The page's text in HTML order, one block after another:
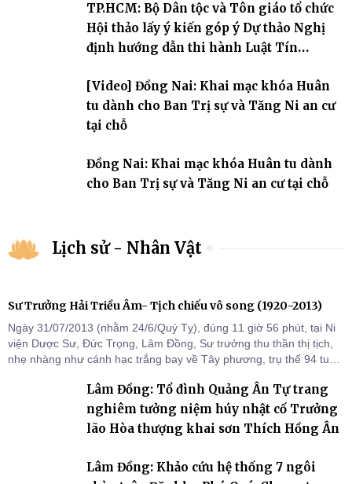
chỗ khu vực VII, VIII và trường hạ chùa Quốc Ân Khải Tường.
TP.HCM: Bộ Dân tộc và Tôn giáo tổ chức
Hội thảo lấy ý kiến góp ý Dự thảo Nghị
định hướng dẫn thi hành Luật Tín
[Video] Đồng Nai: Khai mạc khóa Huân
tu dành cho Ban Trị sự và Tăng Ni an cư
tại chỗ
Đồng Nai: Khai mạc khóa Huân tu dành
cho Ban Trị sự và Tăng Ni an cư tại chỗ
Lịch sử - Nhân Vật
Sư Trưởng Hải Triều Âm- Tịch chiếu vô song (1920-2013)
Ngày 31/07/2013 (nhằm 24/6/Quý Tỵ), đúng 11 giờ 56 phút, tại Ni
viện Dược Sư, Đức Trọng, Lâm Đồng, Sư trưởng thu thần thị tịch,
nhẹ nhàng như cánh hạc trắng bay về Tây phương, trụ thế 94 tuổi
Lâm Đồng: Tổ đình Quảng Ân Tự trang
nghiêm tưởng niệm húy nhật cố Trưởng
lão Hòa thượng khai sơn Thích Hồng Ân
Lâm Đồng: Khảo cứu hệ thống 7 ngôi